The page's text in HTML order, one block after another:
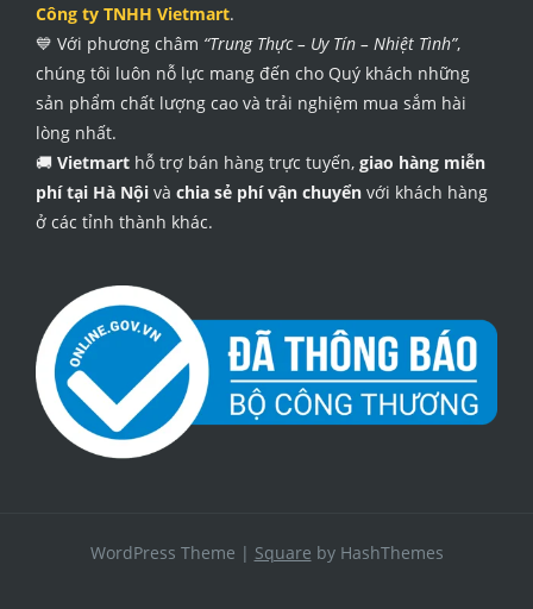
Công ty TNHH Vietmart.
💙 Với phương châm “Trung Thực – Uy Tín – Nhiệt Tình”,
chúng tôi luôn nỗ lực mang đến cho Quý khách những
sản phẩm chất lượng cao và trải nghiệm mua sắm hài
lòng nhất.
🚚 Vietmart hỗ trợ bán hàng trực tuyến, giao hàng miễn
phí tại Hà Nội và chia sẻ phí vận chuyển với khách hàng
ở các tỉnh thành khác.
WordPress Theme | Square by HashThemes